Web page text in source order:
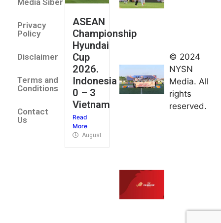
Media Siber
Privacy
Policy
Disclaimer
Terms and
Conditions
Contact
Us
ASEAN
Championship
Hyundai
Cup
2026.
Indonesia
0 – 3
Vietnam
Read
More
August 4, 2026
umum
Kejurnas
Panahan
Junior di
Kudus
grup
© 2024
NYSN
Media. All
rights
reserved.